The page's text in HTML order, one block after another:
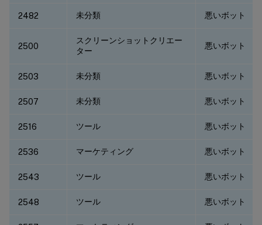
2482 未分類 悪いボット
2500
スクリーンショットクリエー
ター
悪いボット
2503 未分類 悪いボット
2507 未分類 悪いボット
2516 ツール 悪いボット
2536 マーケティング 悪いボット
2543 ツール 悪いボット
2548 ツール 悪いボット